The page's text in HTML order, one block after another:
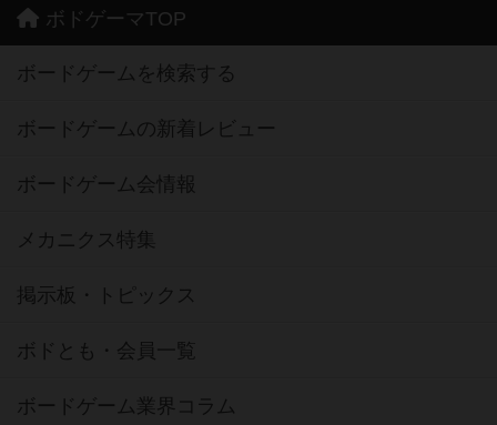
ボドゲーマTOP
ボードゲームを検索する
ボードゲームの新着レビュー
ボードゲーム会情報
メカニクス特集
掲示板・トピックス
ボドとも・会員一覧
ボードゲーム業界コラム